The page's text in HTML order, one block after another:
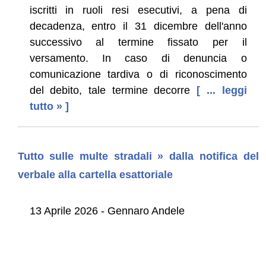
iscritti in ruoli resi esecutivi, a pena di
decadenza, entro il 31 dicembre dell'anno
successivo al termine fissato per il
versamento. In caso di denuncia o
comunicazione tardiva o di riconoscimento
del debito, tale termine decorre [ ... leggi
tutto » ]
Tutto sulle multe stradali » dalla notifica del
verbale alla cartella esattoriale
13 Aprile 2026 - Gennaro Andele